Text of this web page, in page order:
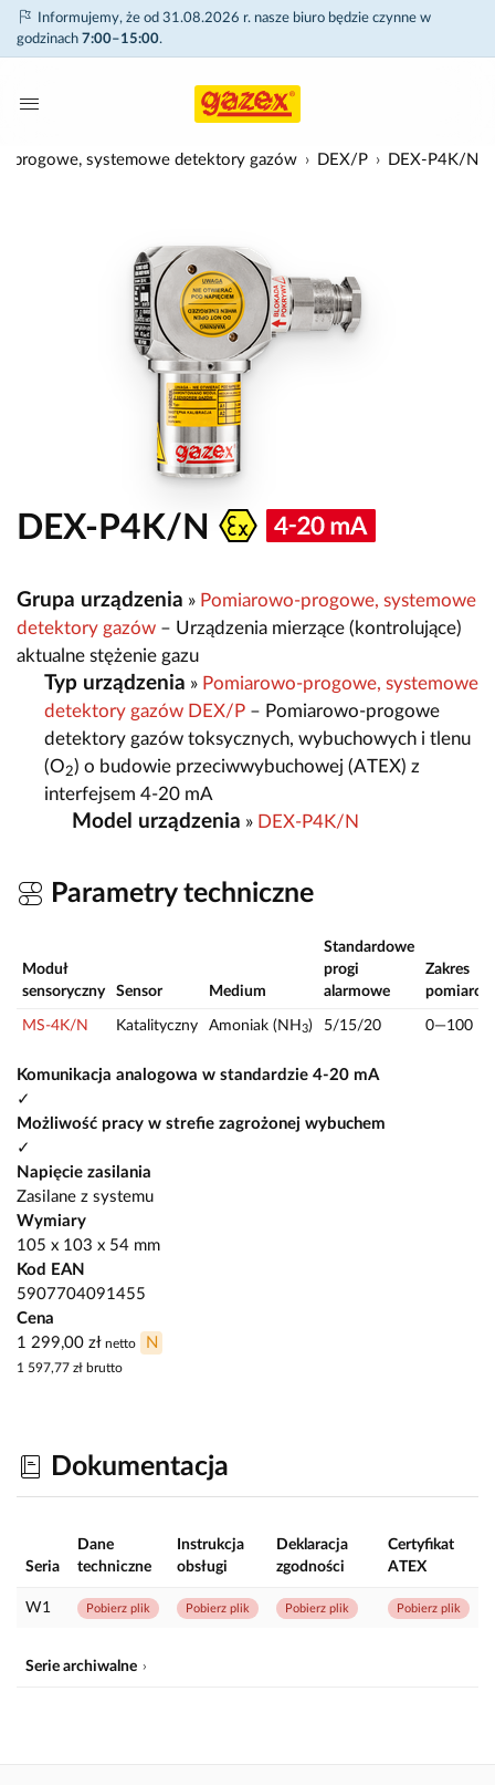
Informujemy, że od 31.08.2026 r. nasze biuro będzie czynne w
godzinach 7:00–15:00.
progowe, systemowe detektory gazów DEX/P DEX-P4K/N
DEX-P4K/N
Grupa urządzenia » Pomiarowo-progowe, systemowe
detektory gazów – Urządzenia mierzące (kontrolujące)
aktualne stężenie gazu
Typ urządzenia » Pomiarowo-progowe, systemowe
detektory gazów DEX/P – Pomiarowo-progowe
detektory gazów toksycznych, wybuchowych i tlenu
(O2) o budowie przeciwwybuchowej (ATEX) z
interfejsem 4-20 mA
Model urządzenia » DEX-P4K/N
Parametry techniczne
Moduł
sensoryczny
Sensor Medium
Standardowe
progi
alarmowe
Zakres
MS-4K/N Katalityczny Amoniak (NH 3) 5/15/20 0—100
Komunikacja analogowa w standardzie 4-20 mA
✓
Możliwość pracy w strefie zagrożonej wybuchem
✓
Napięcie zasilania
Zasilane z systemu
Wymiary
105 x 103 x 54 mm
Kod EAN
5907704091455
Cena
1 299,00 zł netto N
1 597,77 zł brutto
Dokumentacja
Seria
Dane
techniczne
Instrukcja
obsługi
Deklaracja
zgodności
Certyfikat
ATEX
W1 Pobierz plik Pobierz plik Pobierz plik Pobierz plik
Serie archiwalne